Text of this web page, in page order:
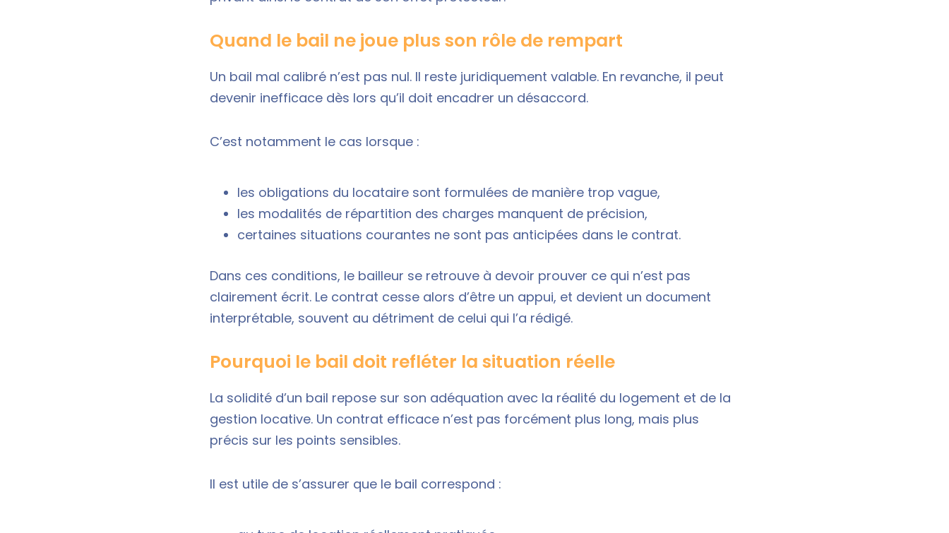
Quand le bail ne joue plus son rôle de rempart
Un bail mal calibré n’est pas nul. Il reste juridiquement valable. En revanche, il peut
devenir inefficace dès lors qu’il doit encadrer un désaccord.
C’est notamment le cas lorsque :
les obligations du locataire sont formulées de manière trop vague,
les modalités de répartition des charges manquent de précision,
certaines situations courantes ne sont pas anticipées dans le contrat.
Dans ces conditions, le bailleur se retrouve à devoir prouver ce qui n’est pas
clairement écrit. Le contrat cesse alors d’être un appui, et devient un document
interprétable, souvent au détriment de celui qui l’a rédigé.
Pourquoi le bail doit refléter la situation réelle
La solidité d’un bail repose sur son adéquation avec la réalité du logement et de la
gestion locative. Un contrat efficace n’est pas forcément plus long, mais plus
précis sur les points sensibles.
Il est utile de s’assurer que le bail correspond :